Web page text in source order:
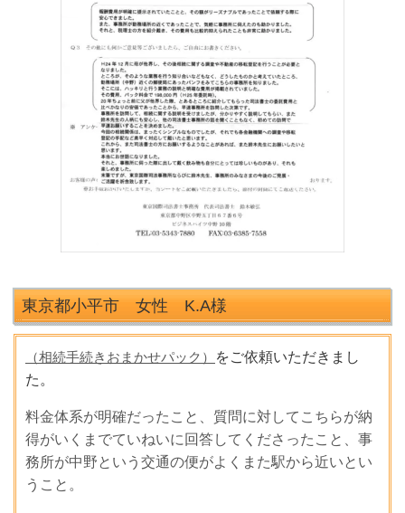
東京都小平市 女性 K.A様
（相続手続きおまかせパック）
をご依頼いただきまし
た。
料金体系が明確だったこと、質問に対してこちらが納
得がいくまでていねいに回答してくださったこと、事
務所が中野という交通の便がよくまた駅から近いとい
うこと。